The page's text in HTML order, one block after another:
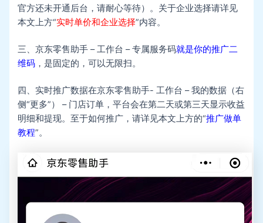
官方还未开通后台，请耐心等待）。关于企业选择请详见
本文上方“实时单价和企业选择”内容。
三、京东零售助手 – 工作台 – 专属服务码就是你的推广二
维码 ，是固定的，可以无限扫。
四、实时推广数据在京东零售助手- 工作台 – 我的数据（右
侧“更多”） – 门店订单，平台会在第二天或第三天显示收益
明细和提现。至于如何推广，请详见本文上方的“推广做单
教程”。